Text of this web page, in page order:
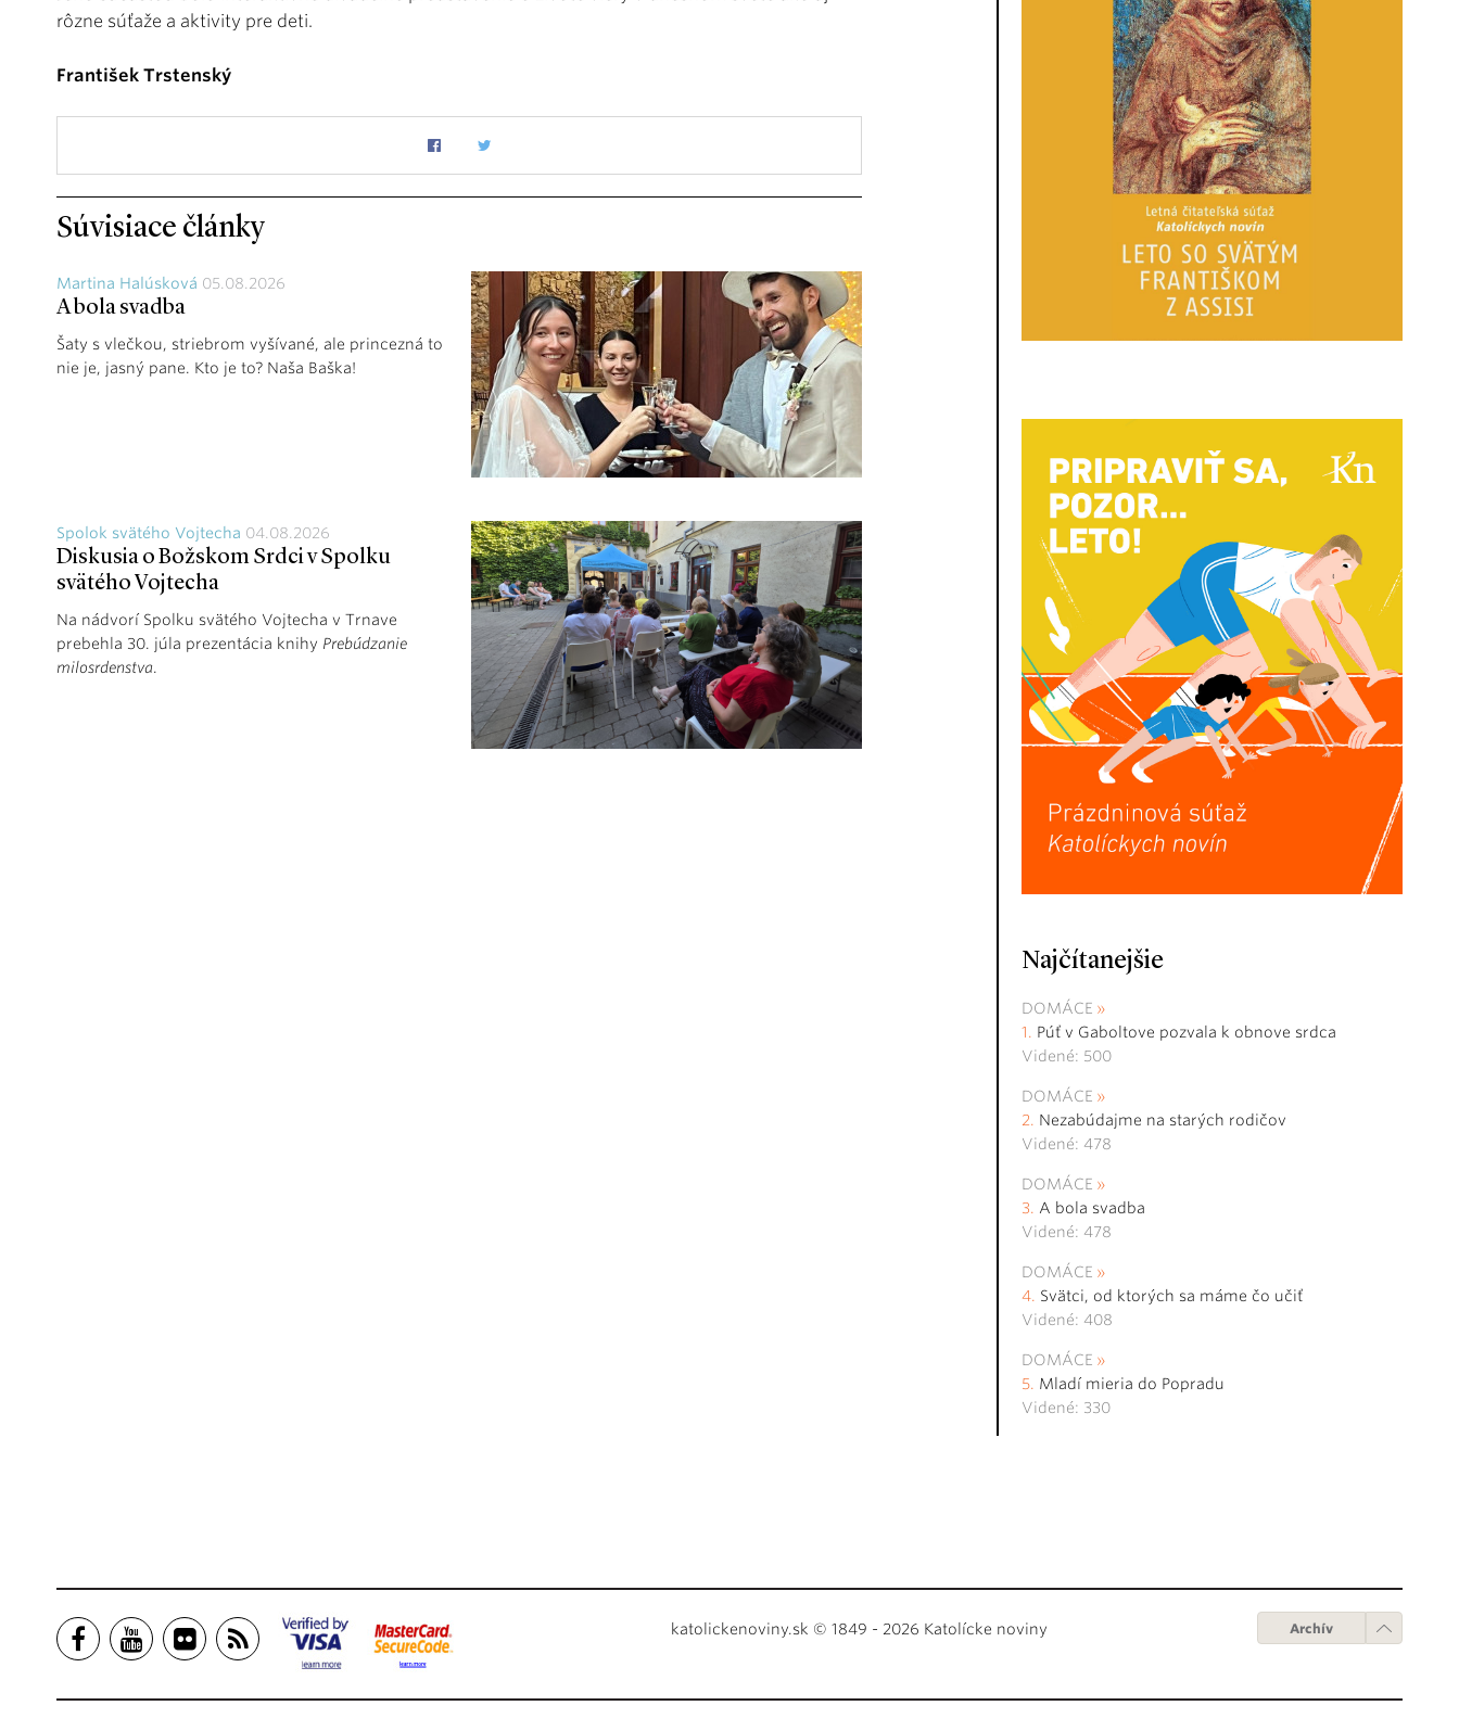
rôzne súťaže a aktivity pre deti.
František Trstenský
Súvisiace články
Martina Halúsková 05.08.2026
A bola svadba
Šaty s vlečkou, striebrom vyšívané, ale princezná to
nie je, jasný pane. Kto je to? Naša Baška!
Spolok svätého Vojtecha 04.08.2026
Diskusia o Božskom Srdci v Spolku
svätého Vojtecha
Na nádvorí Spolku svätého Vojtecha v Trnave
prebehla 30. júla prezentácia knihy Prebúdzanie
milosrdenstva.
Najčítanejšie
DOMÁCE
Púť v Gaboltove pozvala k obnove srdca
Videné: 500
DOMÁCE
Nezabúdajme na starých rodičov
Videné: 478
DOMÁCE
A bola svadba
Videné: 478
DOMÁCE
Svätci, od ktorých sa máme čo učiť
Videné: 408
DOMÁCE
Mladí mieria do Popradu
Videné: 330
katolickenoviny.sk © 1849 - 2026 Katolícke noviny Archív